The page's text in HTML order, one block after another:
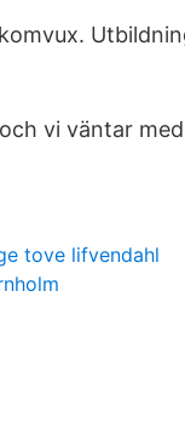
vi väntar
tove lifvendahl